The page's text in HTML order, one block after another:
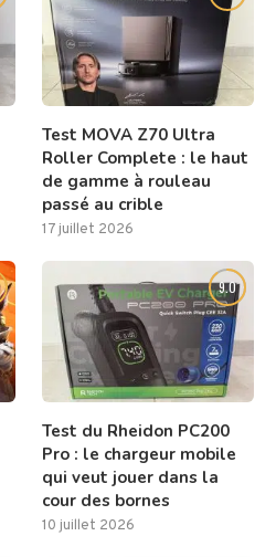
Test MOVA Z70 Ultra
Roller Complete : le haut
de gamme à rouleau
passé au crible
17 juillet 2026
9.0
Test du Rheidon PC200
Pro : le chargeur mobile
qui veut jouer dans la
cour des bornes
10 juillet 2026